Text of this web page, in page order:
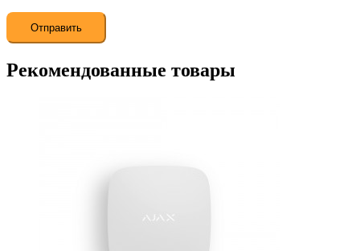
Рекомендованные товары